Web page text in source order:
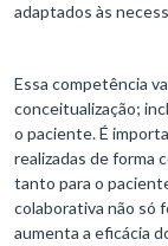
adaptados às
Essa competência
conceitualização;
o paciente. É
realizadas de forma
tanto para o
colaborativa não só
aumenta a eficácia